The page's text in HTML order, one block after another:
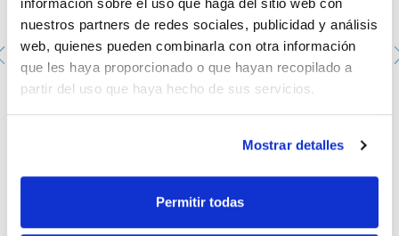
información sobre el uso que haga del sitio web con
nuestros partners de redes sociales, publicidad y análisis
web, quienes pueden combinarla con otra información
que les haya proporcionado o que hayan recopilado a
partir del uso que haya hecho de sus servicios.
Mostrar detalles
Permitir todas
Placa Petri aséptica de 90mm. SCHARLAU. con 3
Mi precio: Comprar